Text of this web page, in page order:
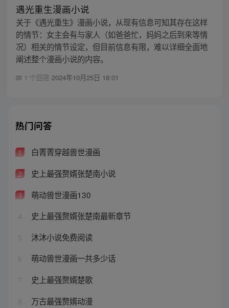
遇光重生漫画小说
关于《遇光重生》漫画小说，从现有信息可知其存在这样
的情节：女主会有与家人（如爸爸忙，妈妈之后到来等情
况）相关的情节设定，但目前信息有限，难以详细全面地
阐述整个漫画小说的内容。
1 个回答 2024年10月25日 18:01
热门问答
1 白菁菁穿越兽世漫画
2 史上最强赘婿张楚南小说
3 萌动兽世漫画130
4 史上最强赘婿张楚南最新章节
5 沐沐小说免费阅读
6 萌动兽世漫画一共多少话
7 史上最强赘婿楚歌
8 万古最强赘婿动漫